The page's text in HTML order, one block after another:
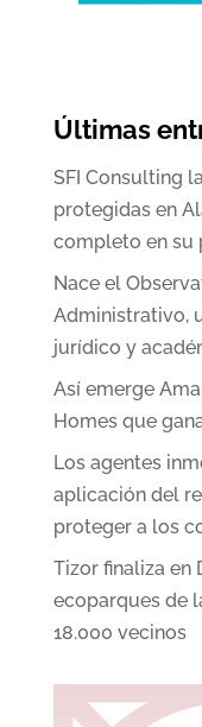
Últimas
SFI Consulting
protegidas en
completo en su
Nace el
Administrativo,
jurídico y
Así emerge
Homes que
Los agentes
aplicación del
proteger a los
Tizor finaliza en
ecoparques de
18.000 vecinos